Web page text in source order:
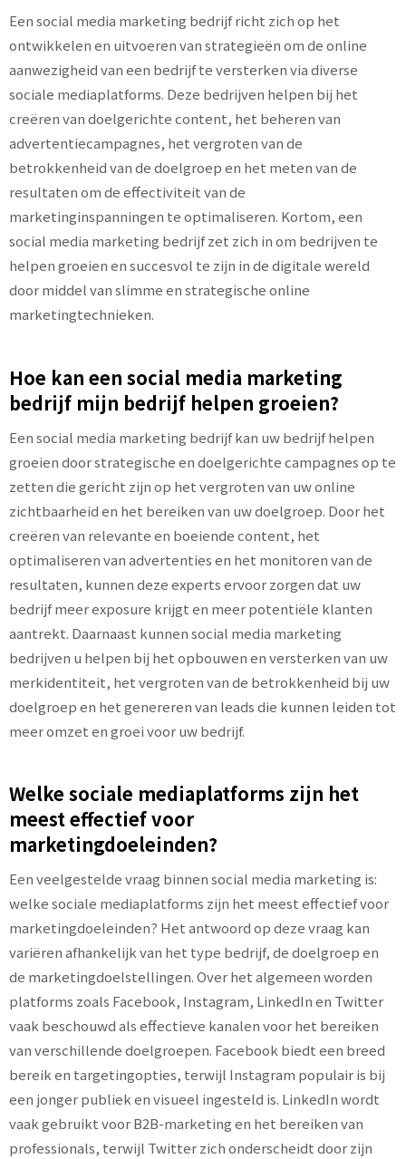
Een social media marketing bedrijf richt zich op het
ontwikkelen en uitvoeren van strategieën om de online
aanwezigheid van een bedrijf te versterken via diverse
sociale mediaplatforms. Deze bedrijven helpen bij het
creëren van doelgerichte content, het beheren van
advertentiecampagnes, het vergroten van de
betrokkenheid van de doelgroep en het meten van de
resultaten om de effectiviteit van de
marketinginspanningen te optimaliseren. Kortom, een
social media marketing bedrijf zet zich in om bedrijven te
helpen groeien en succesvol te zijn in de digitale wereld
door middel van slimme en strategische online
marketingtechnieken.
Hoe kan een social media marketing
bedrijf mijn bedrijf helpen groeien?
Een social media marketing bedrijf kan uw bedrijf helpen
groeien door strategische en doelgerichte campagnes op te
zetten die gericht zijn op het vergroten van uw online
zichtbaarheid en het bereiken van uw doelgroep. Door het
creëren van relevante en boeiende content, het
optimaliseren van advertenties en het monitoren van de
resultaten, kunnen deze experts ervoor zorgen dat uw
bedrijf meer exposure krijgt en meer potentiële klanten
aantrekt. Daarnaast kunnen social media marketing
bedrijven u helpen bij het opbouwen en versterken van uw
merkidentiteit, het vergroten van de betrokkenheid bij uw
doelgroep en het genereren van leads die kunnen leiden tot
meer omzet en groei voor uw bedrijf.
Welke sociale mediaplatforms zijn het
meest effectief voor
marketingdoeleinden?
Een veelgestelde vraag binnen social media marketing is:
welke sociale mediaplatforms zijn het meest effectief voor
marketingdoeleinden? Het antwoord op deze vraag kan
variëren afhankelijk van het type bedrijf, de doelgroep en
de marketingdoelstellingen. Over het algemeen worden
platforms zoals Facebook, Instagram, LinkedIn en Twitter
vaak beschouwd als effectieve kanalen voor het bereiken
van verschillende doelgroepen. Facebook biedt een breed
bereik en targetingopties, terwijl Instagram populair is bij
een jonger publiek en visueel ingesteld is. LinkedIn wordt
vaak gebruikt voor B2B-marketing en het bereiken van
professionals, terwijl Twitter zich onderscheidt door zijn